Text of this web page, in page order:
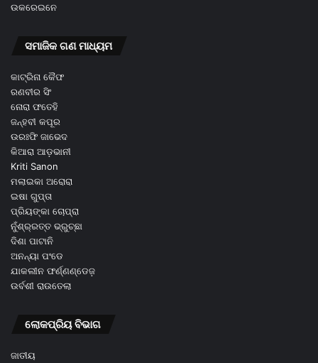
ଉକରେଇନେ
ସମାଜିକ ଗଣ ମାଧ୍ୟମ
କାଟ୍ରିନା କୈଫ
ରଣବୀର ସିଂ
ନୋରା ଫତେହି
ଜନ୍ହବୀ କପୂର
ଉରଃଫି ଜାଭେଦ
କିଆରା ଆଡ଼ଭାନୀ
Kriti Sanon
ମଲାଇକା ଅରୋରା
ଇଷା ଗୁପ୍ତା
ପ୍ରିୟଙ୍କା ଚୋପ୍ରା
ନୁଁଶ୍ର୍ରତ୍ତ ଭ୍ରୁଚ୍ଛା
ଦିଶା ପାଟାନି
ଅନନ୍ୟା ପଂଡେ
ଯାକଲୀନ ଫର୍ଣ୍ଣଣ୍ଡେଜ଼
ଉର୍ବଶୀ ରାଉତେଲା
ଲୋକପ୍ରିୟ ବିଭାଗ
ଜାତୀୟ